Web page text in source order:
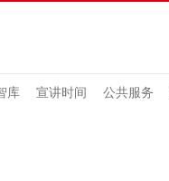
库 宣讲时间 公共服务